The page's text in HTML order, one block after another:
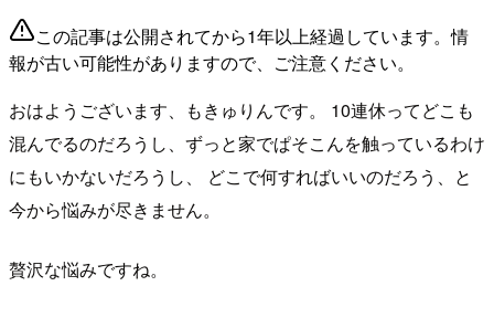
この記事は公開されてから1年以上経過しています。情
報が古い可能性がありますので、ご注意ください。
おはようございます、もきゅりんです。 10連休ってどこも
混んでるのだろうし、ずっと家でぱそこんを触っているわけ
にもいかないだろうし、 どこで何すればいいのだろう、と
今から悩みが尽きません。
贅沢な悩みですね。